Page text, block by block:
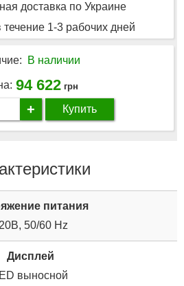
доставка по Украине
течение 1-3 рабочих дней
В наличии
94 622 грн
+ Купить
питания
50/60 Hz
Дисплей
выносной